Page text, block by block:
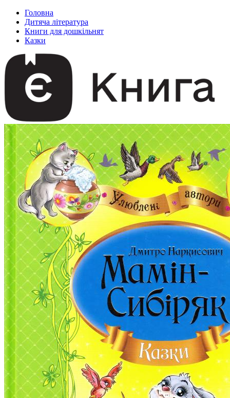
Головна
Дитяча література
Книги для дошкільнят
Казки